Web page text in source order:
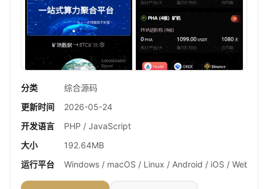
分类
综合源码
更新时间
2026-05-24
开发语言
PHP / JavaScript
大小
192.64MB
运行平台
Windows / macOS / Linux / Android / iOS / Web